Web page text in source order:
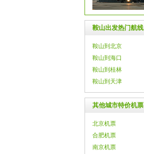
鞍山出发热门航线
鞍山到北京
鞍山到海口
鞍山到桂林
鞍山到天津
其他城市特价机票
北京机票
合肥机票
南京机票